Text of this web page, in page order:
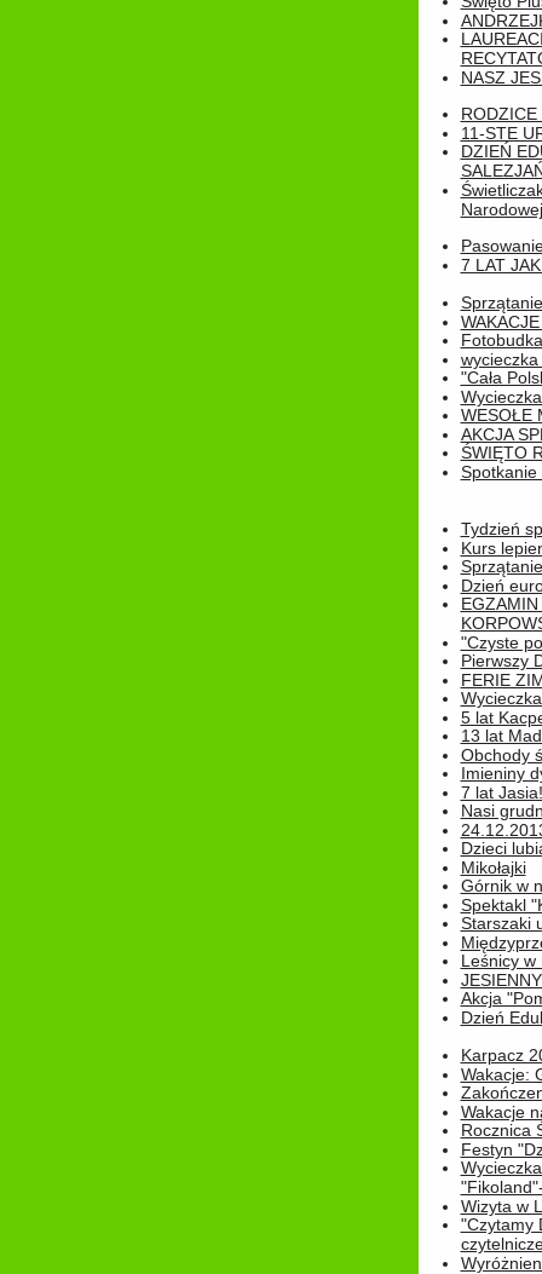
NASZ
RODZICE
11-STE
DZIEŃ
Narodowej
7 LAT
Fotobudka
"Cała
WESOŁE
AKCJA
ŚWIĘTO
Spotkanie
Tydzień
Kurs
Dzień
"Czyste
Pierwszy
FERIE
5 lat
13 lat
Obchody
Imieniny
7 lat Jasia!
Nasi
Dzieci
Mikołajki
Górnik w
Spektakl
Starszaki
Leśnicy w
Akcja
Dzień
Karpacz
Wakacje:
Wakacje
Rocznica
Festyn
Wizyta w
"Czytamy